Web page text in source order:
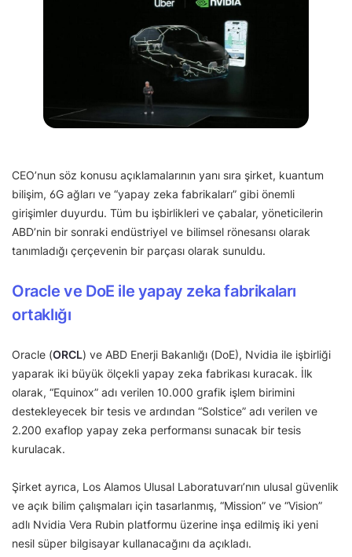
CEO’nun söz konusu açıklamalarının yanı sıra şirket, kuantum
bilişim, 6G ağları ve “yapay zeka fabrikaları” gibi önemli
girişimler duyurdu. Tüm bu işbirlikleri ve çabalar, yöneticilerin
ABD’nin bir sonraki endüstriyel ve bilimsel rönesansı olarak
tanımladığı çerçevenin bir parçası olarak sunuldu.
Oracle ve DoE ile yapay zeka fabrikaları
ortaklığı
Oracle (ORCL) ve ABD Enerji Bakanlığı (DoE), Nvidia ile işbirliği
yaparak iki büyük ölçekli yapay zeka fabrikası kuracak. İlk
olarak, “Equinox” adı verilen 10.000 grafik işlem birimini
destekleyecek bir tesis ve ardından “Solstice” adı verilen ve
2.200 exaflop yapay zeka performansı sunacak bir tesis
kurulacak.
Şirket ayrıca, Los Alamos Ulusal Laboratuvarı’nın ulusal güvenlik
ve açık bilim çalışmaları için tasarlanmış, “Mission” ve “Vision”
adlı Nvidia Vera Rubin platformu üzerine inşa edilmiş iki yeni
nesil süper bilgisayar kullanacağını da açıkladı.